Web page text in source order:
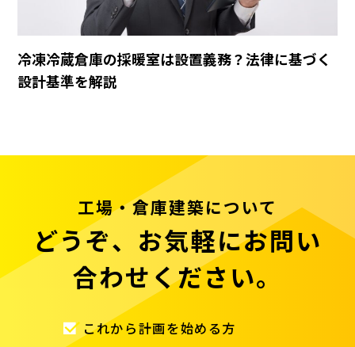
冷凍冷蔵倉庫の採暖室は設置義務？法律に基づく
設計基準を解説
工場・倉庫建築について
どうぞ、お気軽にお問い
合わせください。
これから計画を始める方